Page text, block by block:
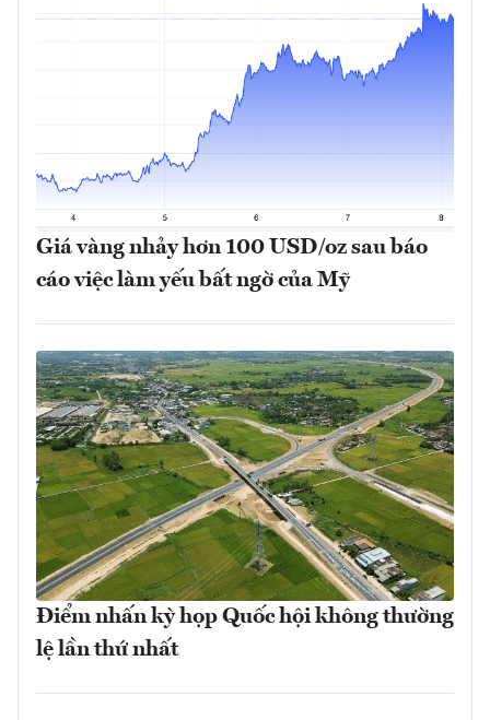
Giá vàng nhảy hơn 100 USD/oz sau báo
cáo việc làm yếu bất ngờ của Mỹ
Điểm nhấn kỳ họp Quốc hội không thường
lệ lần thứ nhất